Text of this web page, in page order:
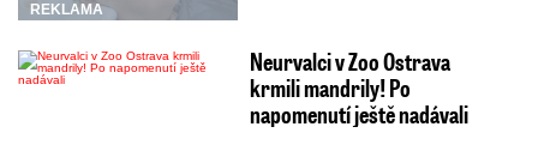
REKLAMA
Neurvalci v Zoo Ostrava
krmili mandrily! Po
napomenutí ještě nadávali